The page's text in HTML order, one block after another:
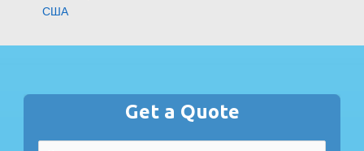
США
Get a Quote